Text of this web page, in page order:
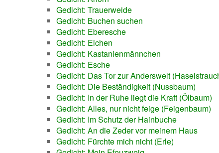
Gedicht: Trauerweide
Gedicht: Buchen suchen
Gedicht: Eberesche
Gedicht: Eichen
Gedicht: Kastanienmännchen
Gedicht: Esche
Gedicht: Das Tor zur Anderswelt
Gedicht: Die Beständigkeit (Nussbaum)
Gedicht: In der Ruhe liegt die Kraft (Ölbaum)
Gedicht: Alles, nur nicht feige (Feigenbaum)
Gedicht: Im Schutz der Hainbuche
Gedicht: An die Zeder vor meinem Haus
Gedicht: Fürchte mich nicht (Erle)